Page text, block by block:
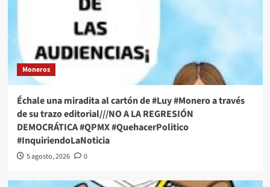
Moneros
Échale una miradita al cartón de #Luy #Monero a través
de su trazo editorial///NO A LA REGRESIÓN
DEMOCRÁTICA #QPMX #QuehacerPolitico
#InquiriendoLaNoticia
5 agosto, 2026 0